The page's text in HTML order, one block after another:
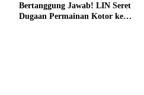
Bertanggung Jawab! LIN Seret
Dugaan Permainan Kotor ke